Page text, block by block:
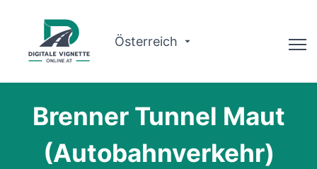
Österreich
Routenplaner
Gültigkeit prüfen
Brenner Tunnel Maut
(Autobahnverkehr)